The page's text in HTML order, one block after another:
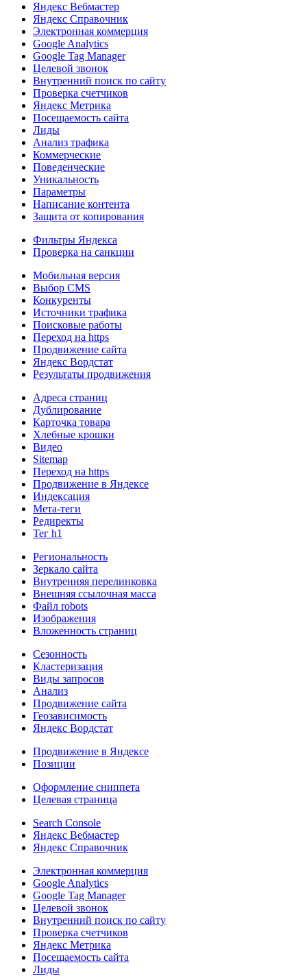
Яндекс Вебмастер
Яндекс Справочник
Электронная коммерция
Google Analytics
Google Tag Manager
Целевой звонок
Внутренний поиск по сайту
Проверка счетчиков
Яндекс Метрика
Посещаемость сайта
Лиды
Анализ трафика
Коммерческие
Поведенческие
Уникальность
Параметры
Написание контента
Защита от копирования
Фильтры Яндекса
Проверка на санкции
Мобильная версия
Выбор CMS
Конкуренты
Источники трафика
Поисковые работы
Переход на https
Продвижение сайта
Яндекс Вордстат
Результаты продвижения
Адреса страниц
Дублирование
Карточка товара
Хлебные крошки
Видео
Sitemap
Переход на https
Продвижение в Яндексе
Индексация
Мета-теги
Редиректы
Тег h1
Региональность
Зеркало сайта
Внутренняя перелинковка
Внешняя ссылочная масса
Файл robots
Изображения
Вложенность страниц
Сезонность
Кластеризация
Виды запросов
Анализ
Продвижение сайта
Геозависимость
Яндекс Вордстат
Продвижение в Яндексе
Позиции
Оформление сниппета
Целевая страница
Search Console
Яндекс Вебмастер
Яндекс Справочник
Электронная коммерция
Google Analytics
Google Tag Manager
Целевой звонок
Внутренний поиск по сайту
Проверка счетчиков
Яндекс Метрика
Посещаемость сайта
Лиды